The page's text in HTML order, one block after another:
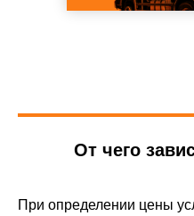
От чего
При определении цены